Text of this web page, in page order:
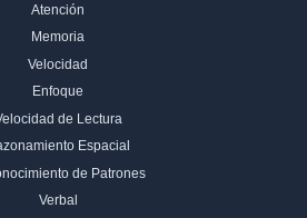
Atención
Memoria
Velocidad
Enfoque
de Lectura
Espacial
de Patrones
Verbal